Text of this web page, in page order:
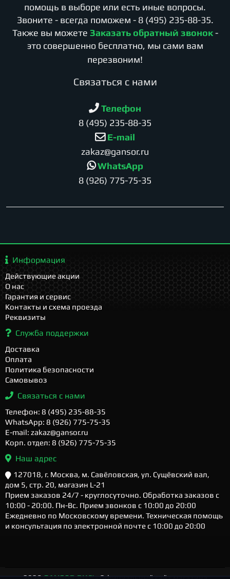
помощь в выборе или есть иные вопросы.
Звоните - всегда поможем - 8 (495) 235-88-35.
Также вы можете Заказать обратный звонок -
это совершенно бесплатно, мы сами вам
перезвоним!
Cвязаться с нами
Телефон
8 (495) 235-88-35
E-mail
zakaz@gansor.ru
WhatsApp
8 (926) 775-75-35
Информация
Действующие акции
О нас
Гарантия и сервис
Контакты и схема проезда
Реквизиты
Служба поддержки
Доставка
Оплата
Политика безопасности
Самовывоз
Связаться с нами
Телефон: 8 (495) 235-88-35
WhatsApp: 8 (926) 775-75-35
E-mail: zakaz@gansor.ru
Корп. отдел: 8 (926) 775-75-35
Наш адрес
127018, г. Москва, м. Савёловская, ул. Сущёвский вал,
дом 5, стр. 20, магазин L-21
Прием заказов 24/7 - круглосуточно. Обработка заказов с
10:00 - 20:00. Пн-Вс. Прием звонков с 10:00 до 20:00
Ежедневно по Московскому времени. Техническая помощь
и консультация по электронной почте с 10:00 до 20:00